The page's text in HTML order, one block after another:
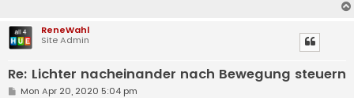
ReneWahl
Site Admin
Re: Lichter nacheinander nach Bewegung steuern
PMon Apr 20, 2020 5:04 pm